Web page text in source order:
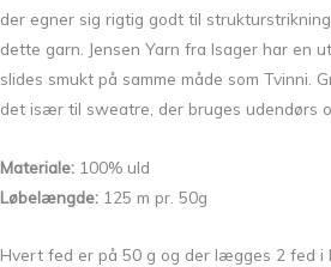
der egner sig rigtig godt til
dette garn. Jensen Yarn fra Isager har en
slides smukt på samme måde som Tvinni.
det især til sweatre, der bruges udendørs
Materiale: 100% uld
Løbelængde: 125 m pr. 50g
Hvert fed er på 50 g og der lægges 2 fed i